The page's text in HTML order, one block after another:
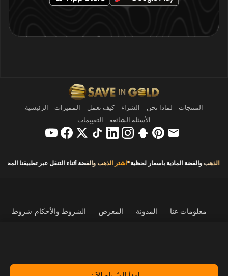
الرئيسية المميزات كيف تعمل الشراء لماذا نحن
المنتجات
التقييمات
الأسئلة الشائعة
اشترِ الذهب والفضة أثناء التنقل عبر تطبيقنا*شراء الذهب والفضة المادية بأسعار لحظية
معلومات عنا المدونة المعرض الشروط والأحكام شروط
الاستخدام
سياسة الخصوصية برنامج الإحالة حذف الحساب